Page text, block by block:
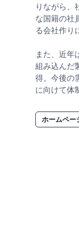
りながら、
な国籍の社
る会社作り
また、近年
組み込んだ
得。今後の
に向けて体
ホームペー